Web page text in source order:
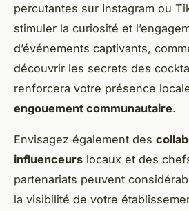
percutantes sur Instagram ou
stimuler la curiosité et
d’événements captivants,
découvrir les secrets des
renforcera votre présence
engouement communautaire.
Envisagez également des
influenceurs locaux et des
partenariats peuvent
la visibilité de votre